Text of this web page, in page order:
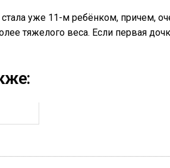
стала уже 11-м ребёнком, причем,
тяжелого веса. Если первая